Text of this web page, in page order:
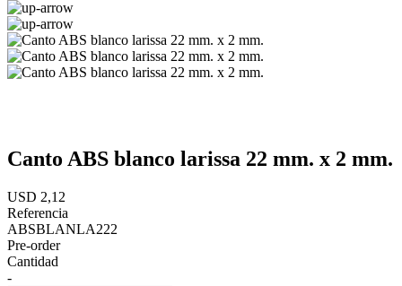
Canto ABS blanco larissa 22 mm. x 2 mm.
USD 2,12
Referencia
ABSBLANLA222
Pre-order
Cantidad
-